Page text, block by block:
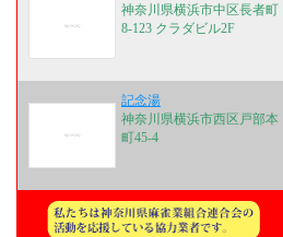
神奈川県横浜市中区長者町
8-123 クラダビル2F
記念湯
神奈川県横浜市西区戸部本
町45-4